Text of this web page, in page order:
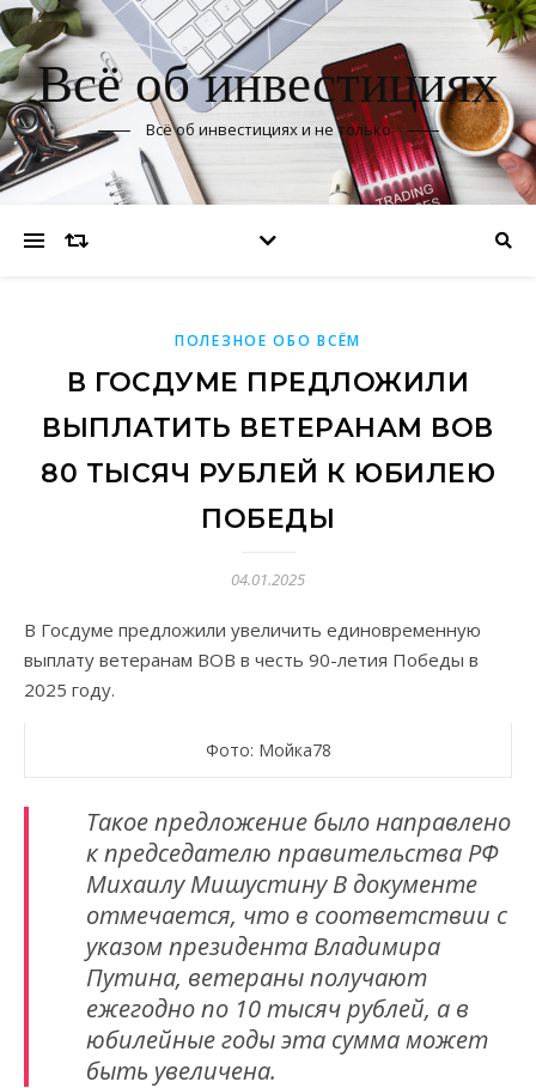
Всё об инвестициях
Всё об инвестициях и не только
ПОЛЕЗНОЕ ОБО ВСЁМ
В ГОСДУМЕ ПРЕДЛОЖИЛИ
ВЫПЛАТИТЬ ВЕТЕРАНАМ ВОВ
80 ТЫСЯЧ РУБЛЕЙ К ЮБИЛЕЮ
ПОБЕДЫ
04.01.2025
В Госдуме предложили увеличить единовременную
выплату ветеранам ВОВ в честь 90-летия Победы в
2025 году.
Фото: Мойка78
Такое предложение было направлено
к председателю правительства РФ
Михаилу Мишустину В документе
отмечается, что в соответствии с
указом президента Владимира
Путина, ветераны получают
ежегодно по 10 тысяч рублей, а в
юбилейные годы эта сумма может
быть увеличена.